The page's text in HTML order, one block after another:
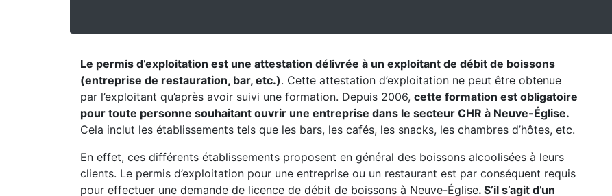
Le permis d’exploitation est une attestation délivrée à un exploitant de débit de boissons
(entreprise de restauration, bar, etc.). Cette attestation d’exploitation ne peut être obtenue
par l’exploitant qu’après avoir suivi une formation. Depuis 2006, cette formation est obligatoire
pour toute personne souhaitant ouvrir une entreprise dans le secteur CHR à Neuve-Église.
Cela inclut les établissements tels que les bars, les cafés, les snacks, les chambres d’hôtes, etc.
En effet, ces différents établissements proposent en général des boissons alcoolisées à leurs
clients. Le permis d’exploitation pour une entreprise ou un restaurant est par conséquent requis
pour effectuer une demande de licence de débit de boissons à Neuve-Église. S’il s’agit d’un